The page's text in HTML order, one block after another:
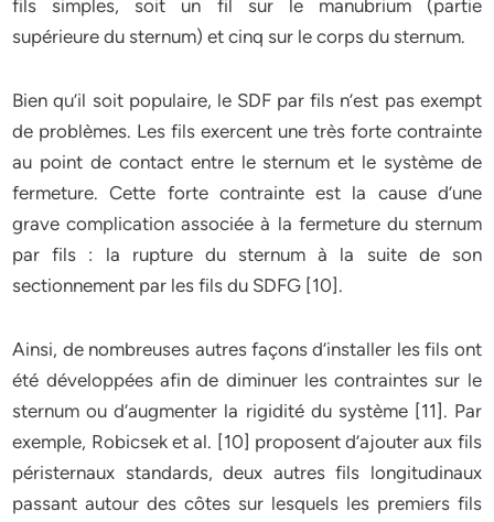
fils simples, soit un fil sur le manubrium (partie
supérieure du sternum) et cinq sur le corps du sternum.
Bien qu’il soit populaire, le SDF par fils n’est pas exempt
de problèmes. Les fils exercent une très forte contrainte
au point de contact entre le sternum et le système de
fermeture. Cette forte contrainte est la cause d’une
grave complication associée à la fermeture du sternum
par fils : la rupture du sternum à la suite de son
sectionnement par les fils du SDFG [10].
Ainsi, de nombreuses autres façons d’installer les fils ont
été développées afin de diminuer les contraintes sur le
sternum ou d’augmenter la rigidité du système [11]. Par
exemple, Robicsek et al. [10] proposent d’ajouter aux fils
péristernaux standards, deux autres fils longitudinaux
passant autour des côtes sur lesquels les premiers fils